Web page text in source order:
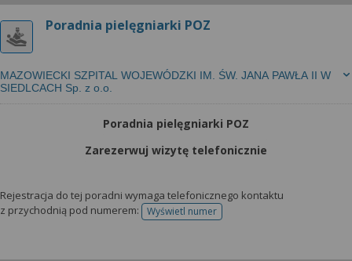
Poradnia pielęgniarki POZ
MAZOWIECKI SZPITAL WOJEWÓDZKI IM. ŚW. JANA PAWŁA II W
SIEDLCACH Sp. z o.o.
Poradnia pielęgniarki POZ
Zarezerwuj wizytę telefonicznie
Rejestracja do tej poradni wymaga telefonicznego kontaktu
z przychodnią pod numerem:
Wyświetl numertelefonu do rejestracji